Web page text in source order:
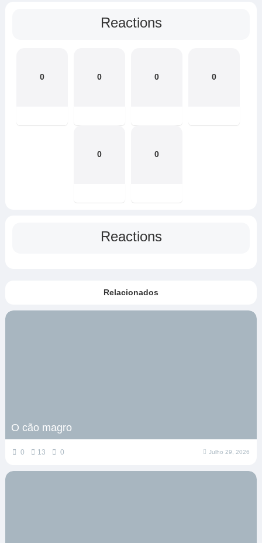
Reactions
0 0 0 0
0 0
Reactions
Relacionados
O cão magro
0 13 0 Julho 29, 2026